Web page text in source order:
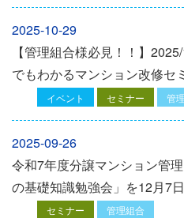
2025-10-29
【管理組合様必見！！】
でもわかるマンション改修セ
イベント セミナー 管
2025-09-26
令和7年度分譲マンション管
の基礎知識勉強会」を12⽉7⽇
セミナー 管理組合